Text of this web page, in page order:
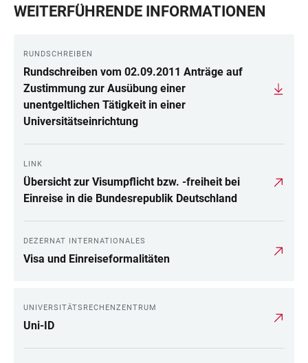
WEITERFÜHRENDE INFORMATIONEN
RUNDSCHREIBEN
Rundschreiben vom 02.09.2011 Anträge auf
Zustimmung zur Ausübung einer
unentgeltlichen Tätigkeit in einer
Universitätseinrichtung
LINK
Übersicht zur Visumpflicht bzw. -freiheit bei
Einreise in die Bundesrepublik Deutschland
DEZERNAT INTERNATIONALES
Visa und Einreiseformalitäten
UNIVERSITÄTSRECHENZENTRUM
Uni-ID